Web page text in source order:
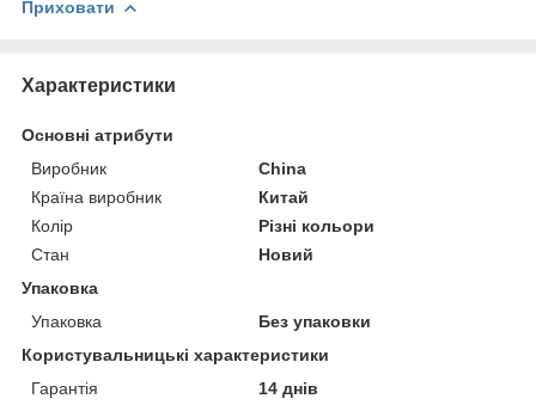
Приховати
Характеристики
Основні атрибути
Виробник
China
Країна виробник
Китай
Колір
Різні кольори
Стан
Новий
Упаковка
Упаковка
Без упаковки
Користувальницькі характеристики
Гарантія
14 днів